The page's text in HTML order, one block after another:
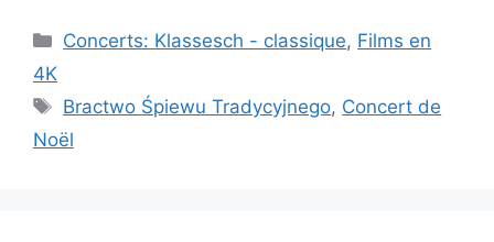
Catégories
Concerts: Klassesch - classique, Films en
4K
Étiquettes
Bractwo Śpiewu Tradycyjnego, Concert de
Noël